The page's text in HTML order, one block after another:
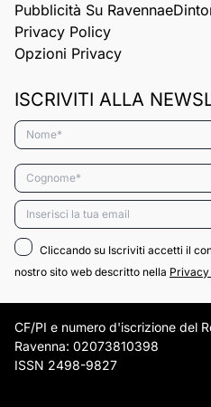
Pubblicità Su
Privacy Policy
Opzioni Privacy
ISCRIVITI ALLA
Nome*
Cognome*
Email*
Cliccando su Iscriviti accetti il
nostro sito web descritto nella
CF/PI e numero d'iscrizione del
Ravenna: 02073810398
ISSN 2498-9827